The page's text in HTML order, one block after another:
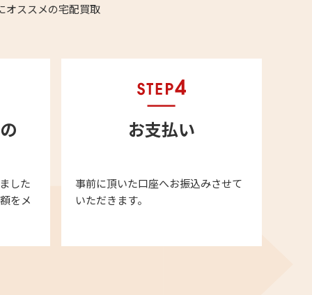
オススメの宅配買取
した
をメ
お支払い
事前に頂いた口座へお振込みさせて
いただきます。